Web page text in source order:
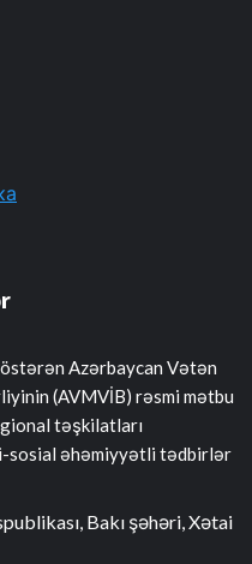
Azərbaycan Vətən
(AVMVİB) rəsmi mətbu
təşkilatları
sosial əhəmiyyətli tədbirlər
Bakı şəhəri, Xətai